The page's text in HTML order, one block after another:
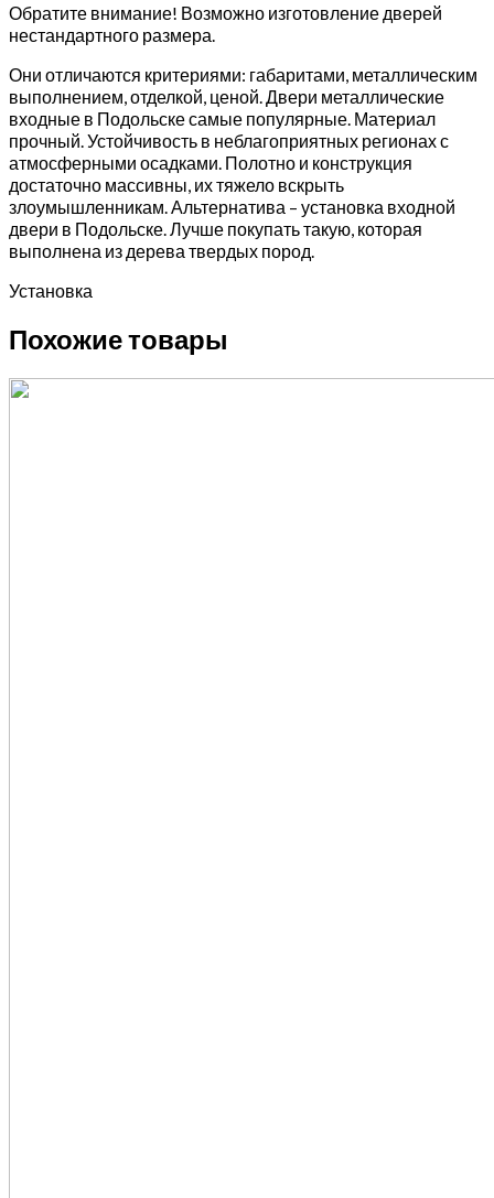
Обратите внимание! Возможно изготовление дверей
нестандартного размера.
Они отличаются критериями: габаритами, металлическим
выполнением, отделкой, ценой. Двери металлические
входные в Подольске самые популярные. Материал
прочный. Устойчивость в неблагоприятных регионах с
атмосферными осадками. Полотно и конструкция
достаточно массивны, их тяжело вскрыть
злоумышленникам. Альтернатива – установка входной
двери в Подольске. Лучше покупать такую, которая
выполнена из дерева твердых пород.
Установка
Похожие товары